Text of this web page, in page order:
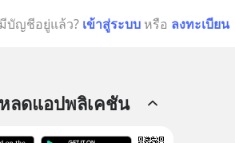
บัญชีอยู่แล้ว? เข้าสู่ระบบ หรือ ลงทะเบียน
ลดแอปพลิเคชัน